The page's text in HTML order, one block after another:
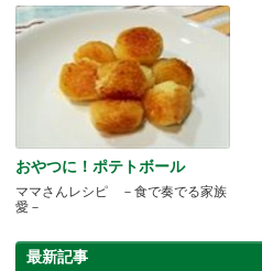
おやつに！ポテトボール
ママさんレシピ －食で奏でる家族
愛－
最新記事